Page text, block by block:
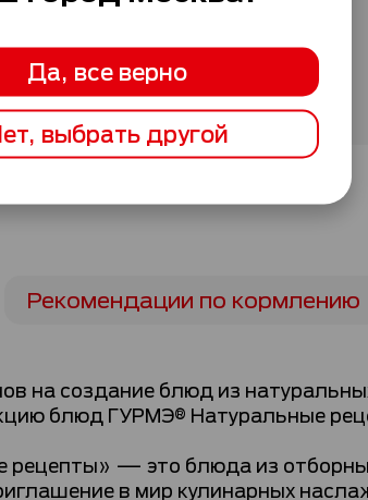
Да, все верно
выбрать другой
на создание блюд из
блюд ГУРМЭ® Натуральные
— это блюда из
в мир кулинарных
Рекомендации по кормлению